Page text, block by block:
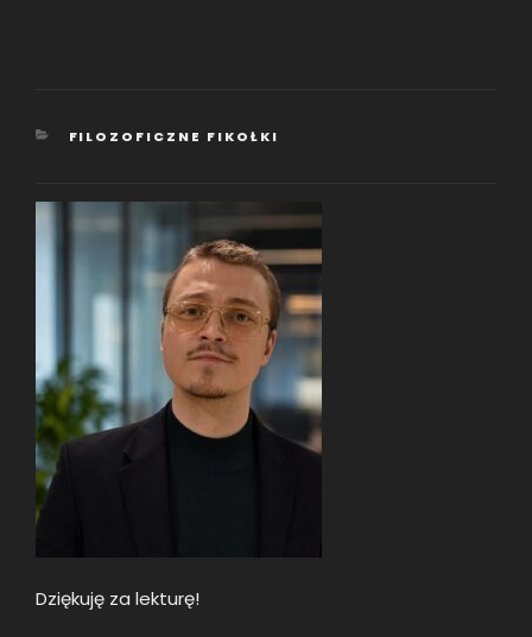
KATEGORIE
FILOZOFICZNE FIKOŁKI
Dziękuję za lekturę!